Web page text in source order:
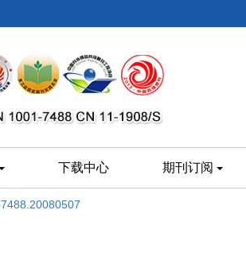
下载中心 期刊订阅